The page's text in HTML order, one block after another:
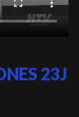
23J